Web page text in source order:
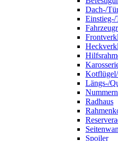
Dach-/
Längs-/
Radhaus
Spoiler